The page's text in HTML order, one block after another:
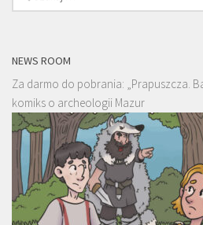
NEWS ROOM
Za darmo do pobrania: „Prapuszcza.
komiks o archeologii Mazur